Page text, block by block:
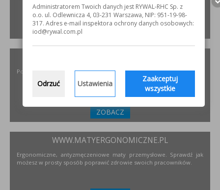
ZOBACZ
Polski producent materiałów ściernych dla przemysłu
ZOBACZ
WWW.MATYERGONOMICZNE.PL
Ergonomiczne, antyzmęczeniowe maty przemysłowe. Sprawdź jak
możesz w prosty sposób poprawić zdrowie swoich pracowników.
Administratorem Twoich danych jest RYWAL-RHC Sp. z
o.o. ul. Odlewnicza 4, 03-231 Warszawa, NIP: 951-19-98-
317. Adres e-mail inspektora ochrony danych osobowych:
iod@rywal.com.pl
Odrzuć Ustawienia
Zaakceptuj
wszystkie